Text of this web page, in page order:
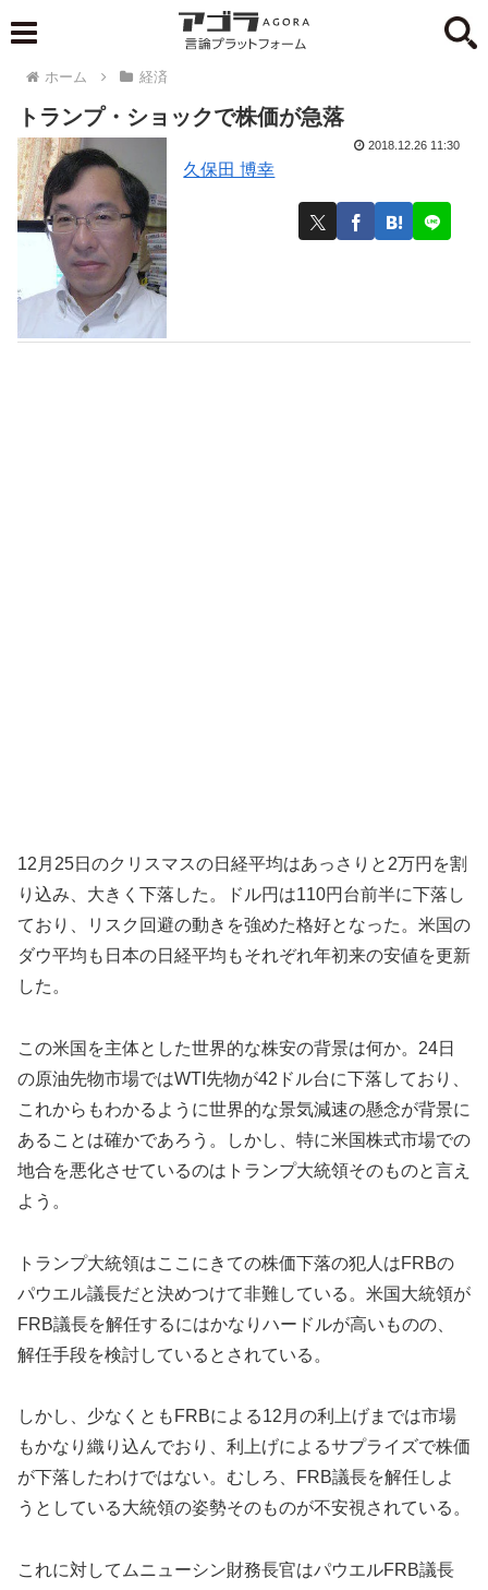
ホーム 経済
トランプ・ショックで株価が急落
久保田 博幸
2018.12.26 11:30
12月25日のクリスマスの日経平均はあっさりと2万円を割
り込み、大きく下落した。ドル円は110円台前半に下落し
ており、リスク回避の動きを強めた格好となった。米国の
ダウ平均も日本の日経平均もそれぞれ年初来の安値を更新
した。
この米国を主体とした世界的な株安の背景は何か。24日
の原油先物市場ではWTI先物が42ドル台に下落しており、
これからもわかるように世界的な景気減速の懸念が背景に
あることは確かであろう。しかし、特に米国株式市場での
地合を悪化させているのはトランプ大統領そのものと言え
よう。
トランプ大統領はここにきての株価下落の犯人はFRBの
パウエル議長だと決めつけて非難している。米国大統領が
FRB議長を解任するにはかなりハードルが高いものの、
解任手段を検討しているとされている。
しかし、少なくともFRBによる12月の利上げまでは市場
もかなり織り込んでおり、利上げによるサプライズで株価
が下落したわけではない。むしろ、FRB議長を解任しよ
うとしている大統領の姿勢そのものが不安視されている。
これに対してムニューシン財務長官はパウエルFRB議長